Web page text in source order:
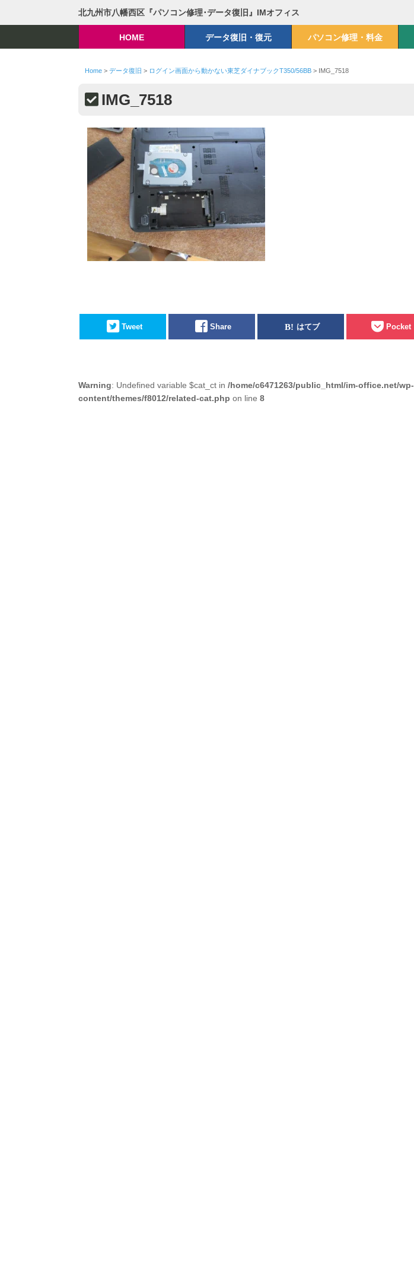
北九州市八幡西区『パソコン修理･データ復旧』IMオフィス
HOME データ復旧・復元 パソコン修理・料金
Home> データ復旧 > ログイン画面から動かない東芝ダイナブックT350/56BB> IMG_7518
IMG_7518
Tweet Share はてブ Pocket
Warning: Undefined variable $cat_ct in /home/c6471263/public_html/im-office.net/wp-
content/themes/f8012/related-cat.php on line 8